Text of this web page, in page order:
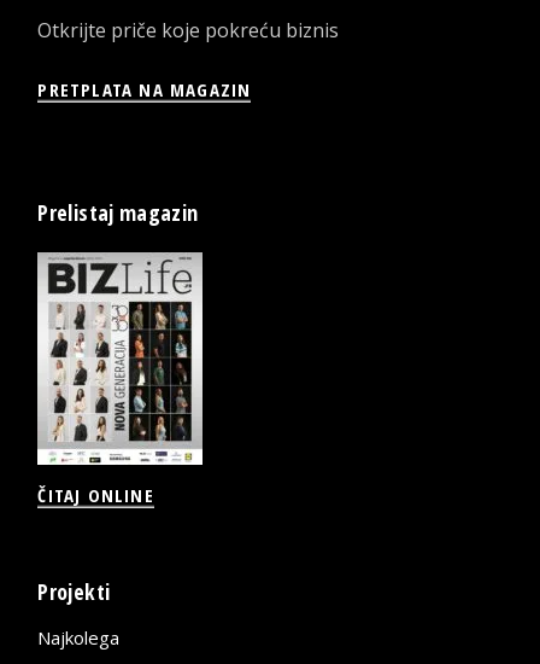
Otkrijte priče koje pokreću biznis
PRETPLATA NA MAGAZIN
Prelistaj magazin
ČITAJ ONLINE
Projekti
Najkolega